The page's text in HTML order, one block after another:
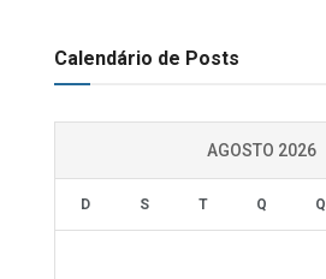
Calendário de Posts
AGOSTO 2026
D S T Q Q